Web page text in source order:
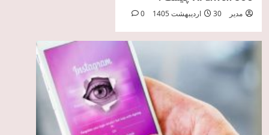
مدیر 30 اردیبهشت 1405 0